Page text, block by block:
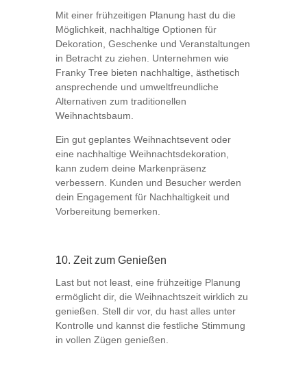
Mit einer frühzeitigen Planung hast du die
Möglichkeit, nachhaltige Optionen für
Dekoration, Geschenke und Veranstaltungen
in Betracht zu ziehen. Unternehmen wie
Franky Tree bieten nachhaltige, ästhetisch
ansprechende und umweltfreundliche
Alternativen zum traditionellen
Weihnachtsbaum.
Ein gut geplantes Weihnachtsevent oder
eine nachhaltige Weihnachtsdekoration,
kann zudem deine Markenpräsenz
verbessern. Kunden und Besucher werden
dein Engagement für Nachhaltigkeit und
Vorbereitung bemerken.
10. Zeit zum Genießen
Last but not least, eine frühzeitige Planung
ermöglicht dir, die Weihnachtszeit wirklich zu
genießen. Stell dir vor, du hast alles unter
Kontrolle und kannst die festliche Stimmung
in vollen Zügen genießen.